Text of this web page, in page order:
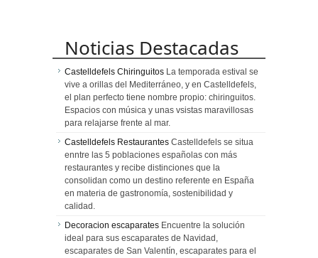
Noticias Destacadas
Castelldefels Chiringuitos La temporada estival se
vive a orillas del Mediterráneo, y en Castelldefels,
el plan perfecto tiene nombre propio: chiringuitos.
Espacios con música y unas vsistas maravillosas
para relajarse frente al mar.
Castelldefels Restaurantes Castelldefels se situa
enntre las 5 poblaciones españolas con más
restaurantes y recibe distinciones que la
consolidan como un destino referente en España
en materia de gastronomía, sostenibilidad y
calidad.
Decoracion escaparates Encuentre la solución
ideal para sus escaparates de Navidad,
escaparates de San Valentín, escaparates para el